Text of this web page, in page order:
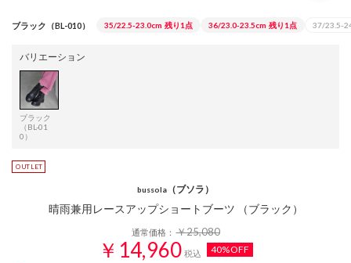
ブラック（BL-010） 35/22.5-23.0cm 残り1点 36/23.0-23.5cm 残り1点 37/23.5-
バリエーション
ブラック
（BL-01
0）
bussola （ブソラ）
晴雨兼用レースアップショートブーツ （ブラック）
通常価格：￥25,080
￥14,960 税込 40%OFF